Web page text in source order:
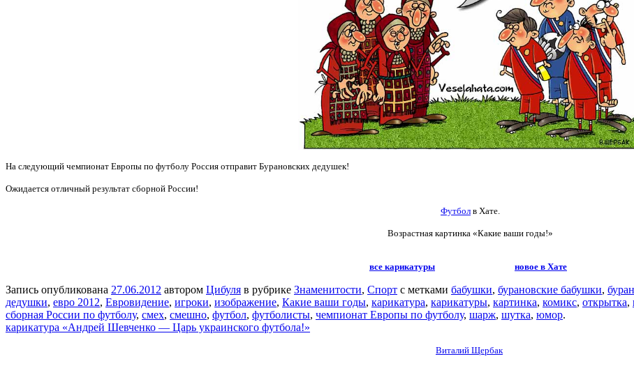
На следующий чемпионат Европы по футболу Россия отправит Бурановских дедушек!
Ожидается отличный результат сборной России!
Футбол в Хате.
Возрастная картинка «Какие ваши годы!»
все карикатуры новое в Хате
Запись опубликована 27.06.2012 автором Цибуля в рубрике Знаменитости, Спорт с метками бабушки, бурановские бабушки,
дедушки, евро 2012, Евровидение, игроки, изображение, Какие ваши годы, карикатура, карикатуры, картинка, комикс, открытка,
сборная России по футболу, смех, смешно, футбол, футболисты, чемпионат Европы по футболу, шарж, шутка, юмор.
карикатура «Андрей Шевченко — Царь украинского футбола!»
Виталий Щербак